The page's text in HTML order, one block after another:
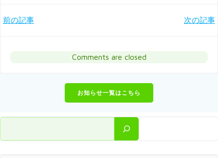
Post
navigation
前の記事
navigation
次の記事
Comments are closed
お知らせ一覧はこちら